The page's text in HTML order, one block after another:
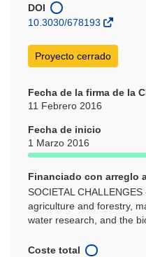
una
nueva
DOI
10.3030/678193
Proyecto cerrado
Fecha de la firma de la
11 Febrero 2016
Fecha de inicio
1 Marzo 2016
Financiado con arreglo
SOCIETAL
agriculture and forestry,
water research, and the
Coste total